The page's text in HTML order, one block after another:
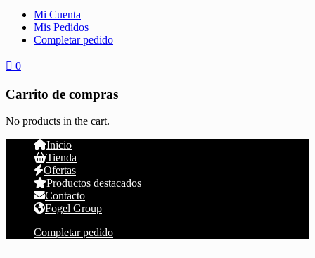
Mi Cuenta
Mis Pedidos
Completar pedido
0
Carrito de compras
No products in the cart.
Inicio
Tienda
Ofertas
Productos destacados
Contacto
Fogel Group
Completar pedido